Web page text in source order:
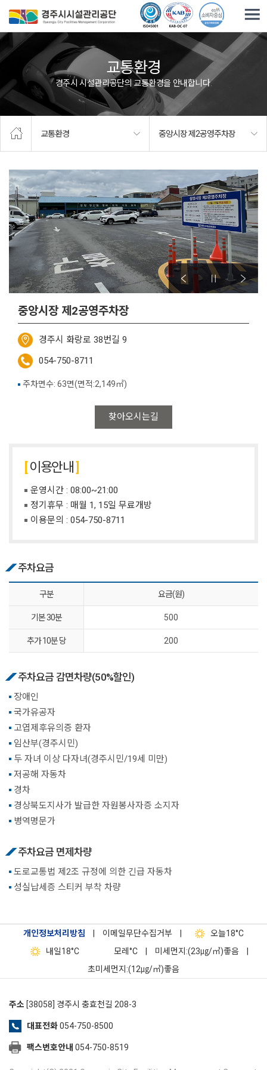
교통환경
경주시 시설관리공단의 교통환경을 안내합니다.
교통환경 중앙시장 제2공영주차장
중앙시장 제2공영주차장
경주시 화랑로 38번길 9
054-750-8711
찾아오시는길
주차면수: 63면(면적:2,149㎡)
이용안내
운영시간 : 08:00~21:00
정기휴무 : 매월 1, 15일 무료개방
이용문의 : 054-750-8711
주차요금
구분 요금(원)
기본 30분 500
추가 10분 당 200
주차요금 감면차량(50%할인)
장애인
국가유공자
고엽제후유의증 환자
임산부(경주시민)
두 자녀 이상 다자녀(경주시민/19세 미만)
저공해 자동차
경차
경상북도지사가 발급한 자원봉사자증 소지자
병역명문가
주차요금 면제차량
도로교통법 제2조 규정에 의한 긴급 자동차
성실납세증 스티커 부착 차량
개인정보처리방침 이메일무단수집거부 오늘18°C
내일18°C 모레 °C 미세먼지:(23㎍/㎥)좋음
초미세먼지:(12㎍/㎥)좋음
주소 [38058] 경주시 충효천길 208-3
대표전화054-750-8500
팩스번호안내 054-750-8519